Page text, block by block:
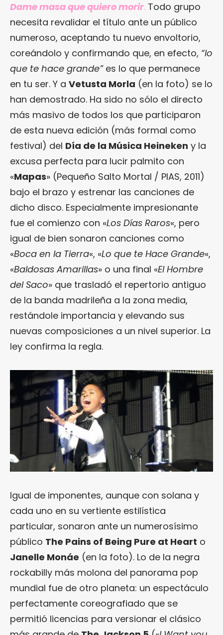
Dame masa que quiero morir. Todo grupo
necesita revalidar el título ante un público
numeroso, aceptando tu nuevo envoltorio,
coreándolo y confirmando que, en efecto, “lo
que te hace grande”es lo que permanece
en tu ser. Y a Vetusta Morla (en la foto) se lo
han demostrado. Ha sido no sólo el directo
más masivo de todos los que participaron
de esta nueva edición (más formal como
festival) del Día de la Música Heineken y la
excusa perfecta para lucir palmito con
«Mapas» (Pequeño Salto Mortal / PIAS, 2011)
bajo el brazo y estrenar las canciones de
dicho disco. Especialmente impresionante
fue el comienzo con «Los Días Raros«, pero
igual de bien sonaron canciones como
«Boca en la Tierra«, «Lo que te Hace Grande«,
«Baldosas Amarillas» o una final «El Hombre
del Saco» que trasladó el repertorio antiguo
de la banda madrileña a la zona media,
restándole importancia y elevando sus
nuevas composiciones a un nivel superior. La
ley confirma la regla.
Igual de imponentes, aunque con solana y
cada uno en su vertiente estilística
particular, sonaron ante un numerosísimo
público The Pains of Being Pure at Heart o
Janelle Monáe (en la foto). Lo de la negra
rockabilly más molona del panorama pop
mundial fue de otro planeta: un espectáculo
perfectamente coreografiado que se
permitió licencias para versionar el clásico